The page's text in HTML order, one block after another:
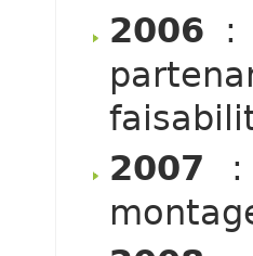
2006 :
2007